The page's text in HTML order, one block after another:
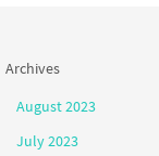
Archives
August 2023
July 2023